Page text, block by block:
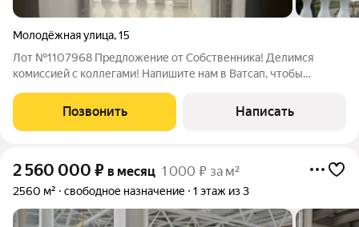
Молодёжная улица,15
Лот №1107968 Предложение от Собственника! Делимся
комиссией с коллегами! Напишите нам в Ватсап, чтобы
ФОТОГРАФИЯМИ! Предлагается в аренду комплекс
медицинского назначения, расположенный в Одинцовском
Позвонить Написать
2 560 000 ₽ в месяц 1 000 ₽ за м²
2560 м² свободное назначение 1 этаж из 3